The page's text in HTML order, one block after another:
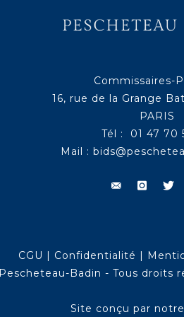
Commissaires-
16, rue de la Grange
PARIS
Tél : 01 47 70
Mail :
CGU | Confidentialité |
Badin - Tous droits
Site conçu par